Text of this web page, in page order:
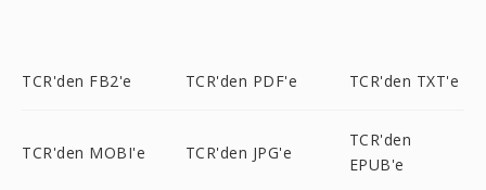
TCR'den FB2'e TCR'den PDF'e TCR'den TXT'e
TCR'den MOBI'e TCR'den JPG'e
TCR'den
EPUB'e